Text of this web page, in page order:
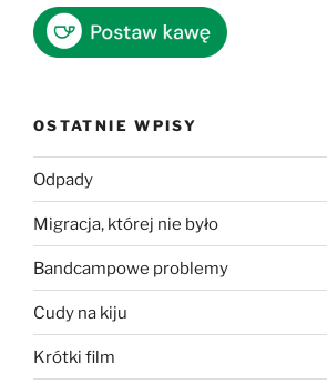
OSTATNIE WPISY
Odpady
Migracja, której nie było
Bandcampowe problemy
Cudy na kiju
Krótki film